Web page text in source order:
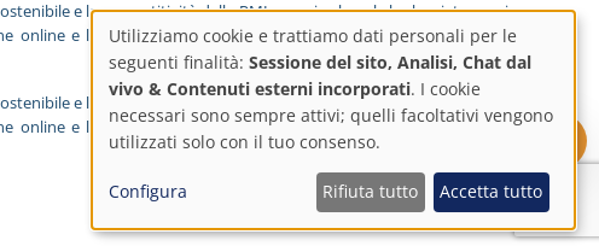
e la competitività delle PMI e grazie al quale ha lanciato un piano
e l'e-commerce nel 2025. A tal fine, ha ricevuto il sostegno del
e la competitività delle PMI e grazie al quale ha lanciato un piano
e l'e-commerce nel 2025. A tal fine, ha ricevuto il sostegno del
Richiedi un preventivo
Impostazioni
sulla
privacy
Utilizziamo cookie e trattiamo dati personali per le
seguenti finalità: Sessione del sito, Analisi, Chat dal
vivo & Contenuti esterni incorporati. I cookie
necessari sono sempre attivi; quelli facoltativi vengono
utilizzati solo con il tuo consenso.
Configura Rifiuta tutto Accetta tutto